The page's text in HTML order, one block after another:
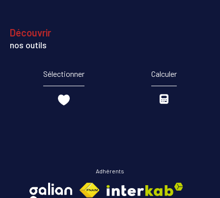
découvrir
nos outils
Sélectionner Calculer
Adhérents